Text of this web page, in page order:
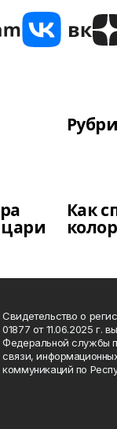
Как
Свидетельство о
01877 от 11.06.2025 г.
Федеральной службы
связи,
коммуникаций по